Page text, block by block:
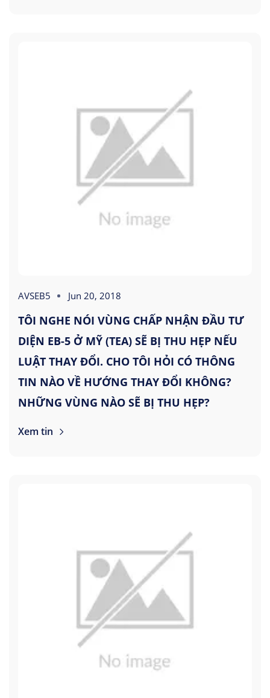
AVSEB5 Jun 20, 2018
TÔI NGHE NÓI VÙNG CHẤP NHẬN ĐẦU TƯ
DIỆN EB-5 Ở MỸ (TEA) SẼ BỊ THU HẸP NẾU
LUẬT THAY ĐỔI. CHO TÔI HỎI CÓ THÔNG
TIN NÀO VỀ HƯỚNG THAY ĐỔI KHÔNG?
NHỮNG VÙNG NÀO SẼ BỊ THU HẸP?
Xem tin